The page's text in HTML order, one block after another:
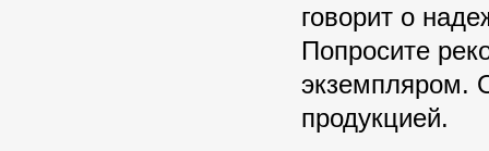
говорит о
Попросите
экземпляром.
продукцией.